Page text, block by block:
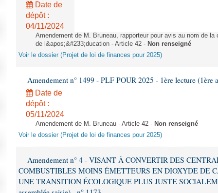
Date de
dépôt :
04/11/2024
Amendement de M. Bruneau, rapporteur pour avis au nom de
de l&apos;&#233;ducation - Article 42 - Non renseigné
Voir le dossier (Projet de loi de finances pour 2025)
Amendement n° 1499 - PLF POUR 2025 - 1ère lecture (1ère
Date de
dépôt :
05/11/2024
Amendement de M. Bruneau - Article 42 - Non renseigné
Voir le dossier (Projet de loi de finances pour 2025)
Amendement n° 4 - VISANT À CONVERTIR DES
COMBUSTIBLES MOINS ÉMETTEURS EN DIOXYDE DE
UNE TRANSITION ÉCOLOGIQUE PLUS JUSTE